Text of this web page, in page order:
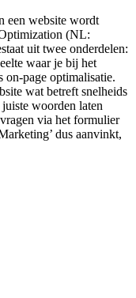
een website wordt
(NL:
uit twee onderdelen:
waar je bij het
on-page optimalisatie.
wat betreft snelheids
woorden laten
via het formulier
dus aanvinkt,